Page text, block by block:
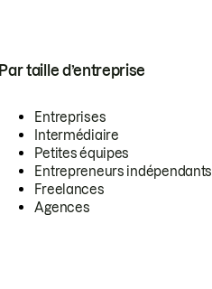
Par taille d’entreprise
Entreprises
Intermédiaire
Petites équipes
Entrepreneurs indépendants
Freelances
Agences